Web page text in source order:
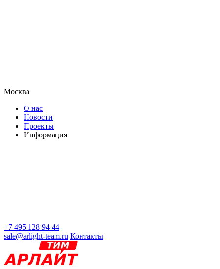
Москва
О нас
Новости
Проекты
Информация
+7 495 128 94 44
sale@arlight-team.ru Контакты